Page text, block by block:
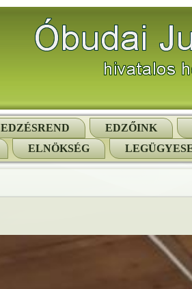
EDZÉSREND EDZŐINK
ELNÖKSÉG